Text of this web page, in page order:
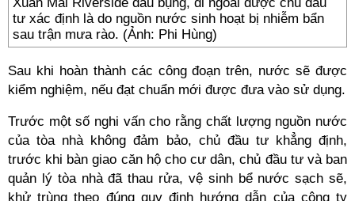
tư xác định là do nguồn nước sinh hoạt bị nhiễm bẩn
sau trận mưa rào. (Ảnh: Phi Hùng)
Sau khi hoàn thành các công đoạn trên, nước sẽ được
kiểm nghiệm, nếu đạt chuẩn mới được đưa vào sử dụng.
Trước một số nghi vấn cho rằng chất lượng nguồn nước
của tòa nhà không đảm bảo, chủ đầu tư khẳng định,
trước khi bàn giao căn hộ cho cư dân, chủ đầu tư và ban
quản lý tòa nhà đã thau rửa, vệ sinh bể nước sạch sẽ,
khử trùng theo đúng quy định hướng dẫn của công ty